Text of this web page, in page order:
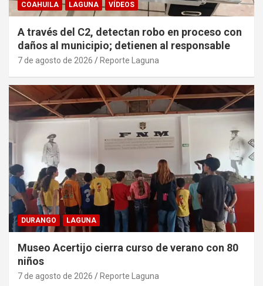
COAHUILA LAGUNA VÍDEOS
A través del C2, detectan robo en proceso con
daños al municipio; detienen al responsable
7 de agosto de 2026 Reporte Laguna
DURANGO LAGUNA
Museo Acertijo cierra curso de verano con 80
niños
7 de agosto de 2026 Reporte Laguna